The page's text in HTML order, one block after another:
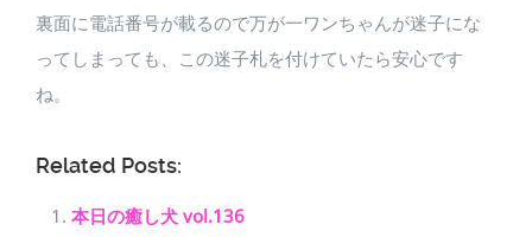
裏面に電話番号が載るので万が一ワンちゃんが迷子にな
ってしまっても、この迷子札を付けていたら安心です
ね。
Related Posts:
本日の癒し犬 vol.136